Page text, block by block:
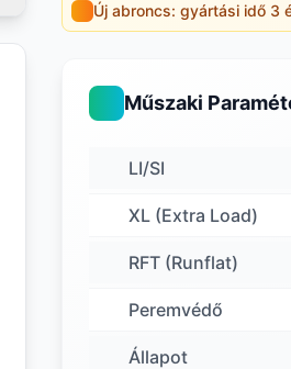
Új abroncs: gyártási idő 3
Műszaki
LI/SI
XL (Extra Load)
RFT (Runflat)
Peremvédő
Állapot